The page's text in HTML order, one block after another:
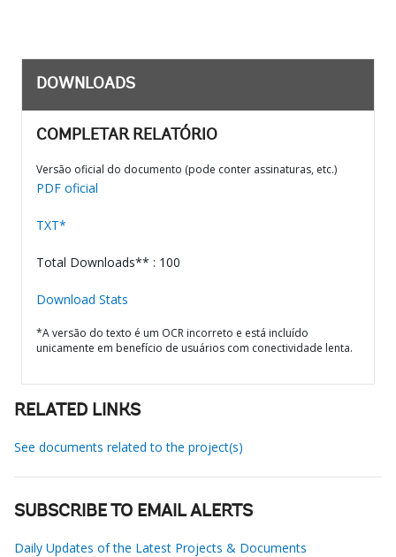
DOWNLOADS
COMPLETAR RELATÓRIO
Versão oficial do documento (pode conter assinaturas, etc.)
PDF oficial
TXT*
Total Downloads** : 100
Download Stats
*A versão do texto é um OCR incorreto e está incluído
unicamente em benefício de usuários com conectividade lenta.
RELATED LINKS
See documents related to the project(s)
SUBSCRIBE TO EMAIL ALERTS
Daily Updates of the Latest Projects & Documents